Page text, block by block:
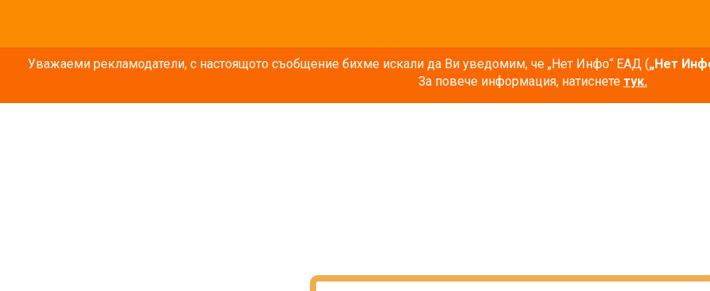
Уважаеми рекламодатели, с настоящото съобщение бихме искали да Ви уведомим, че „Нет Инфо“ ЕАД („Нет
За повече информация, натиснете тук.